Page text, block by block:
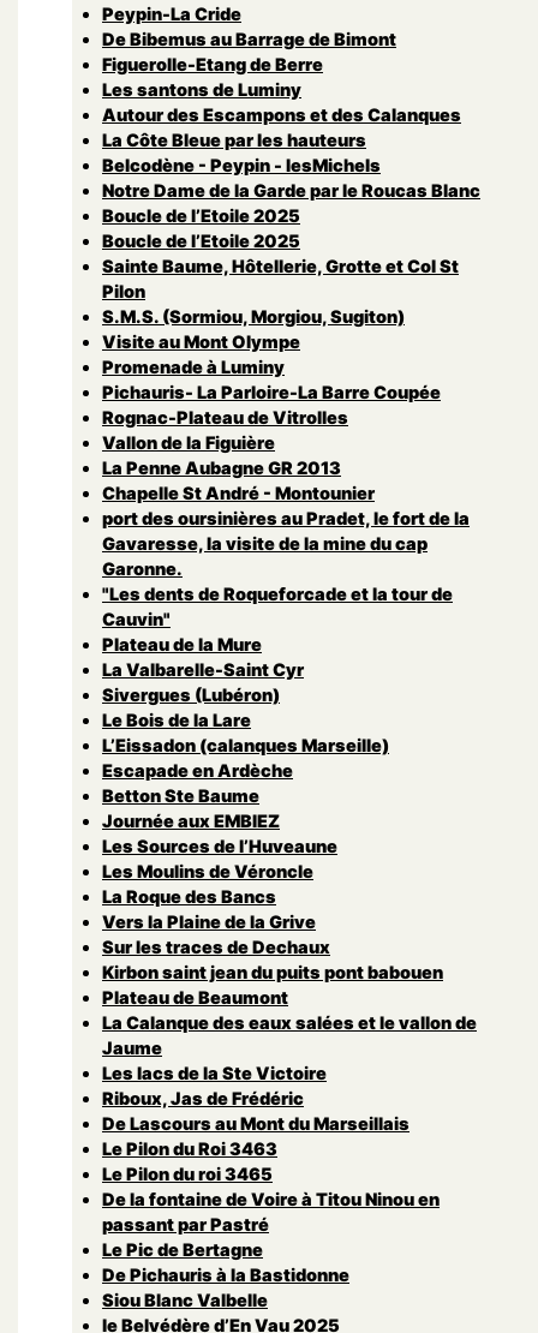
Peypin-La Cride
De Bibemus au Barrage de Bimont
Figuerolle-Etang de Berre
Les santons de Luminy
Autour des Escampons et des Calanques
La Côte Bleue par les hauteurs
Belcodène - Peypin - lesMichels
Notre Dame de la Garde par le Roucas Blanc
Boucle de l’Etoile 2025
Boucle de l’Etoile 2025
Sainte Baume, Hôtellerie, Grotte et Col St
Pilon
S.M.S. (Sormiou, Morgiou, Sugiton)
Visite au Mont Olympe
Promenade à Luminy
Pichauris- La Parloire-La Barre Coupée
Rognac-Plateau de Vitrolles
Vallon de la Figuière
La Penne Aubagne GR 2013
Chapelle St André - Montounier
port des oursinières au Pradet, le fort de la
Gavaresse, la visite de la mine du cap
Garonne.
"Les dents de Roqueforcade et la tour de
Cauvin"
Plateau de la Mure
La Valbarelle-Saint Cyr
Sivergues (Lubéron)
Le Bois de la Lare
L’Eissadon (calanques Marseille)
Escapade en Ardèche
Betton Ste Baume
Journée aux EMBIEZ
Les Sources de l’Huveaune
Les Moulins de Véroncle
La Roque des Bancs
Vers la Plaine de la Grive
Sur les traces de Dechaux
Kirbon saint jean du puits pont babouen
Plateau de Beaumont
La Calanque des eaux salées et le vallon de
Jaume
Les lacs de la Ste Victoire
Riboux, Jas de Frédéric
De Lascours au Mont du Marseillais
Le Pilon du Roi 3463
Le Pilon du roi 3465
De la fontaine de Voire à Titou Ninou en
passant par Pastré
Le Pic de Bertagne
De Pichauris à la Bastidonne
Siou Blanc Valbelle
le Belvédère d’En Vau 2025